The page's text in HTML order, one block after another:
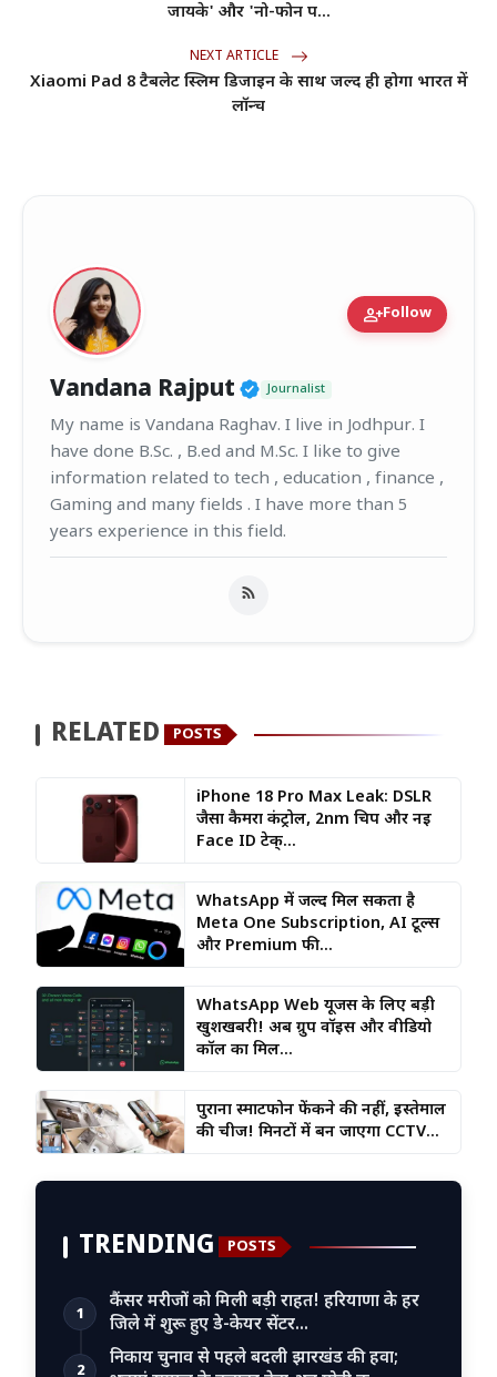
जायके' और 'नो-फोन प...
NEXT ARTICLE
Xiaomi Pad 8 टैबलेट स्लिम डिजाइन के साथ जल्द ही होगा भारत में
लॉन्च
person_addFollow
Vandana Rajput Verified Public
Journalist
My name is Vandana Raghav. I live in Jodhpur. I
have done B.Sc. , B.ed and M.Sc. I like to give
information related to tech , education , finance ,
Gaming and many fields . I have more than 5
years experience in this field.
RELATED POSTS
iPhone 18 Pro Max Leak: DSLR
जैसा कैमरा कंट्रोल, 2nm चिप और नई
Face ID टेक्...
WhatsApp में जल्द मिल सकता है
Meta One Subscription, AI टूल्स
और Premium फी...
WhatsApp Web यूजर्स के लिए बड़ी
खुशखबरी! अब ग्रुप वॉइस और वीडियो
कॉल का मिल...
पुराना स्मार्टफोन फेंकने की नहीं, इस्तेमाल
की चीज! मिनटों में बन जाएगा CCTV...
TRENDING POSTS
1
कैंसर मरीजों को मिली बड़ी राहत! हरियाणा के हर
जिले में शुरू हुए डे-केयर सेंटर…
2
निकाय चुनाव से पहले बदली झारखंड की हवा;